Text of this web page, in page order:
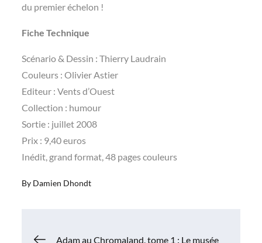
du premier échelon !
Fiche Technique
Scénario & Dessin : Thierry Laudrain
Couleurs : Olivier Astier
Editeur : Vents d’Ouest
Collection : humour
Sortie : juillet 2008
Prix : 9,40 euros
Inédit, grand format, 48 pages couleurs
By Damien Dhondt
Adam au Chromaland, tome 1 : Le musée